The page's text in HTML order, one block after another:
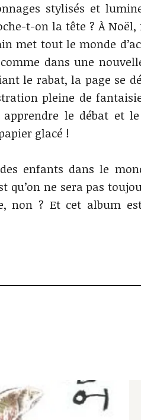
stylisés et
t-on la tête ? À
met tout le monde
dans une
le rabat, la page se
pleine de
le débat et le
glacé !
enfants dans le
qu’on ne sera pas
non ? Et cet album